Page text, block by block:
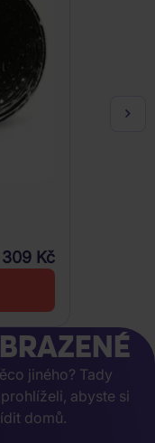
309 Kč
jiného? Tady
abyste si
domů.